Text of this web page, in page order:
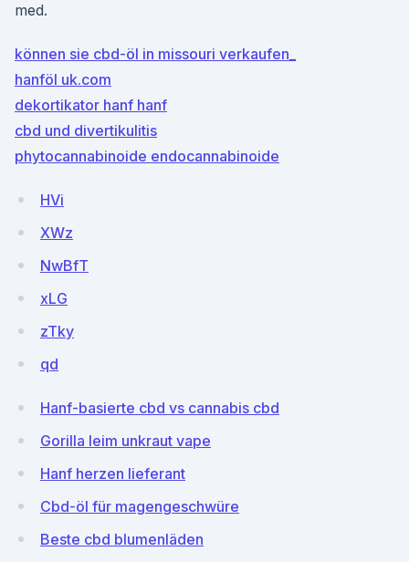
med.
können sie cbd-öl in missouri verkaufen_
hanföl uk.com
dekortikator hanf hanf
cbd und divertikulitis
phytocannabinoide endocannabinoide
HVi
XWz
NwBfT
xLG
zTky
qd
Hanf-basierte cbd vs cannabis cbd
Gorilla leim unkraut vape
Hanf herzen lieferant
Cbd-öl für magengeschwüre
Beste cbd blumenläden